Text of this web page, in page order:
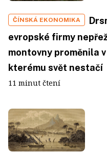
ČÍNSKÁ EKONOMIKA
evropské firmy
montovny proměnila
kterému svět nestačí
11 minut čtení